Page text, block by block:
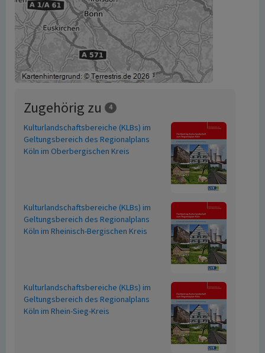
Zugehörig zu 4
Kulturlandschaftsbereiche (KLBs) im
Geltungsbereich des Regionalplans
Köln im Oberbergischen Kreis
Kulturlandschaftsbereiche (KLBs) im
Geltungsbereich des Regionalplans
Köln im Rheinisch-Bergischen Kreis
Kulturlandschaftsbereiche (KLBs) im
Geltungsbereich des Regionalplans
Köln im Rhein-Sieg-Kreis